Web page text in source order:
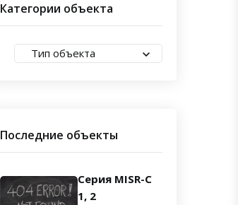
Категории объекта
Тип объекта
Последние объекты
Серия MISR-C
1, 2